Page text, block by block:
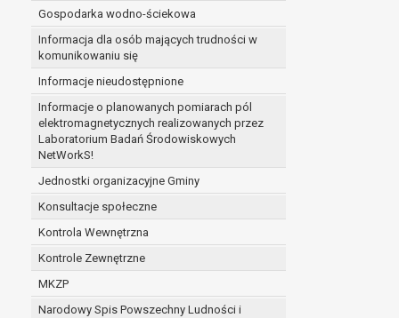
Gospodarka wodno-ściekowa
Informacja dla osób mających trudności w
komunikowaniu się
Informacje nieudostępnione
Informacje o planowanych pomiarach pól
elektromagnetycznych realizowanych przez
Laboratorium Badań Środowiskowych
NetWorkS!
Jednostki organizacyjne Gminy
Konsultacje społeczne
Kontrola Wewnętrzna
Kontrole Zewnętrzne
MKZP
Narodowy Spis Powszechny Ludności i
W zależności od sfery, w której przetwarzane są
Pani/Pana dane nie będą poddawane